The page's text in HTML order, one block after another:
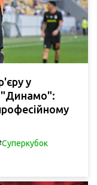
у
"Динамо":
Суперкубок